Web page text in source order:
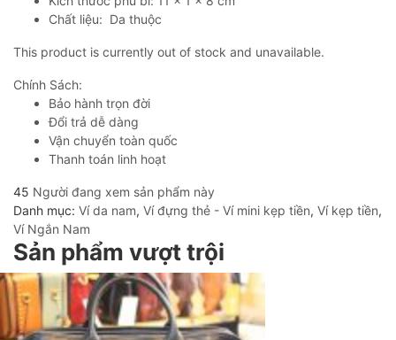
Chất liệu: Da thuộc
This product is currently out of stock and unavailable.
Chính Sách:
Bảo hành trọn đời
Đổi trả dễ dàng
Vận chuyển toàn quốc
Thanh toán linh hoạt
45 Người đang xem sản phẩm này
Danh mục: Ví da nam, Ví đựng thẻ - Ví mini kẹp tiền, Ví kẹp tiền,
Ví Ngắn Nam
Sản phẩm vượt trội